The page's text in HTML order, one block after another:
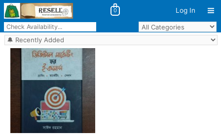
Skip
to
content
0 Log In